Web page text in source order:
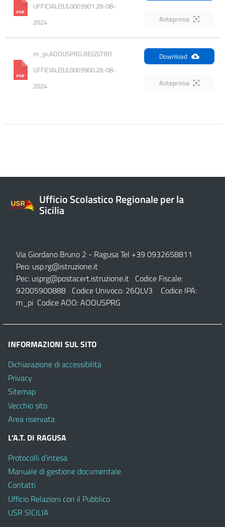
UFFICIALE(U).0003901.28-08-
2024
Anteprima
m_pi.AOOUSPRG.REGISTRO
UFFICIALE(U).0003900.28-08-
2024
Download
Anteprima
Ufficio Scolastico Regionale per la
Sicilia
Via Giordano Bruno 2 - Ragusa Tel +39 0932658811
Peo: usp.rg@istruzione.it
Pec: usprg@postacert.istruzione.it Codice Fiscale:
92005900888 Codice Univoco: 26QLV3 Codice IPA:
m_pi Codice AOO: AOOUSPRG
INFORMAZIONI SUL SITO
Dichiarazione di accessibilità
Privacy
Sitemap
Vecchio sito
Area riservata
L’A.T. DI RAGUSA
Protocolli d’intesa
Manuale di gestione documentale
Contatti
Ufficio Relazioni con il Pubblico
USR SICILIA